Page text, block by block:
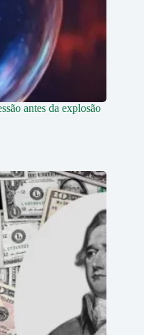
antes da explosão